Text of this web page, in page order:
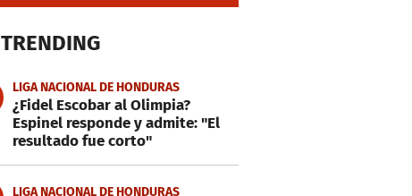
TRENDING
LIGA NACIONAL DE HONDURAS
¿Fidel Escobar al Olimpia?
Espinel responde y admite: "El
resultado fue corto"
LIGA NACIONAL DE HONDURAS